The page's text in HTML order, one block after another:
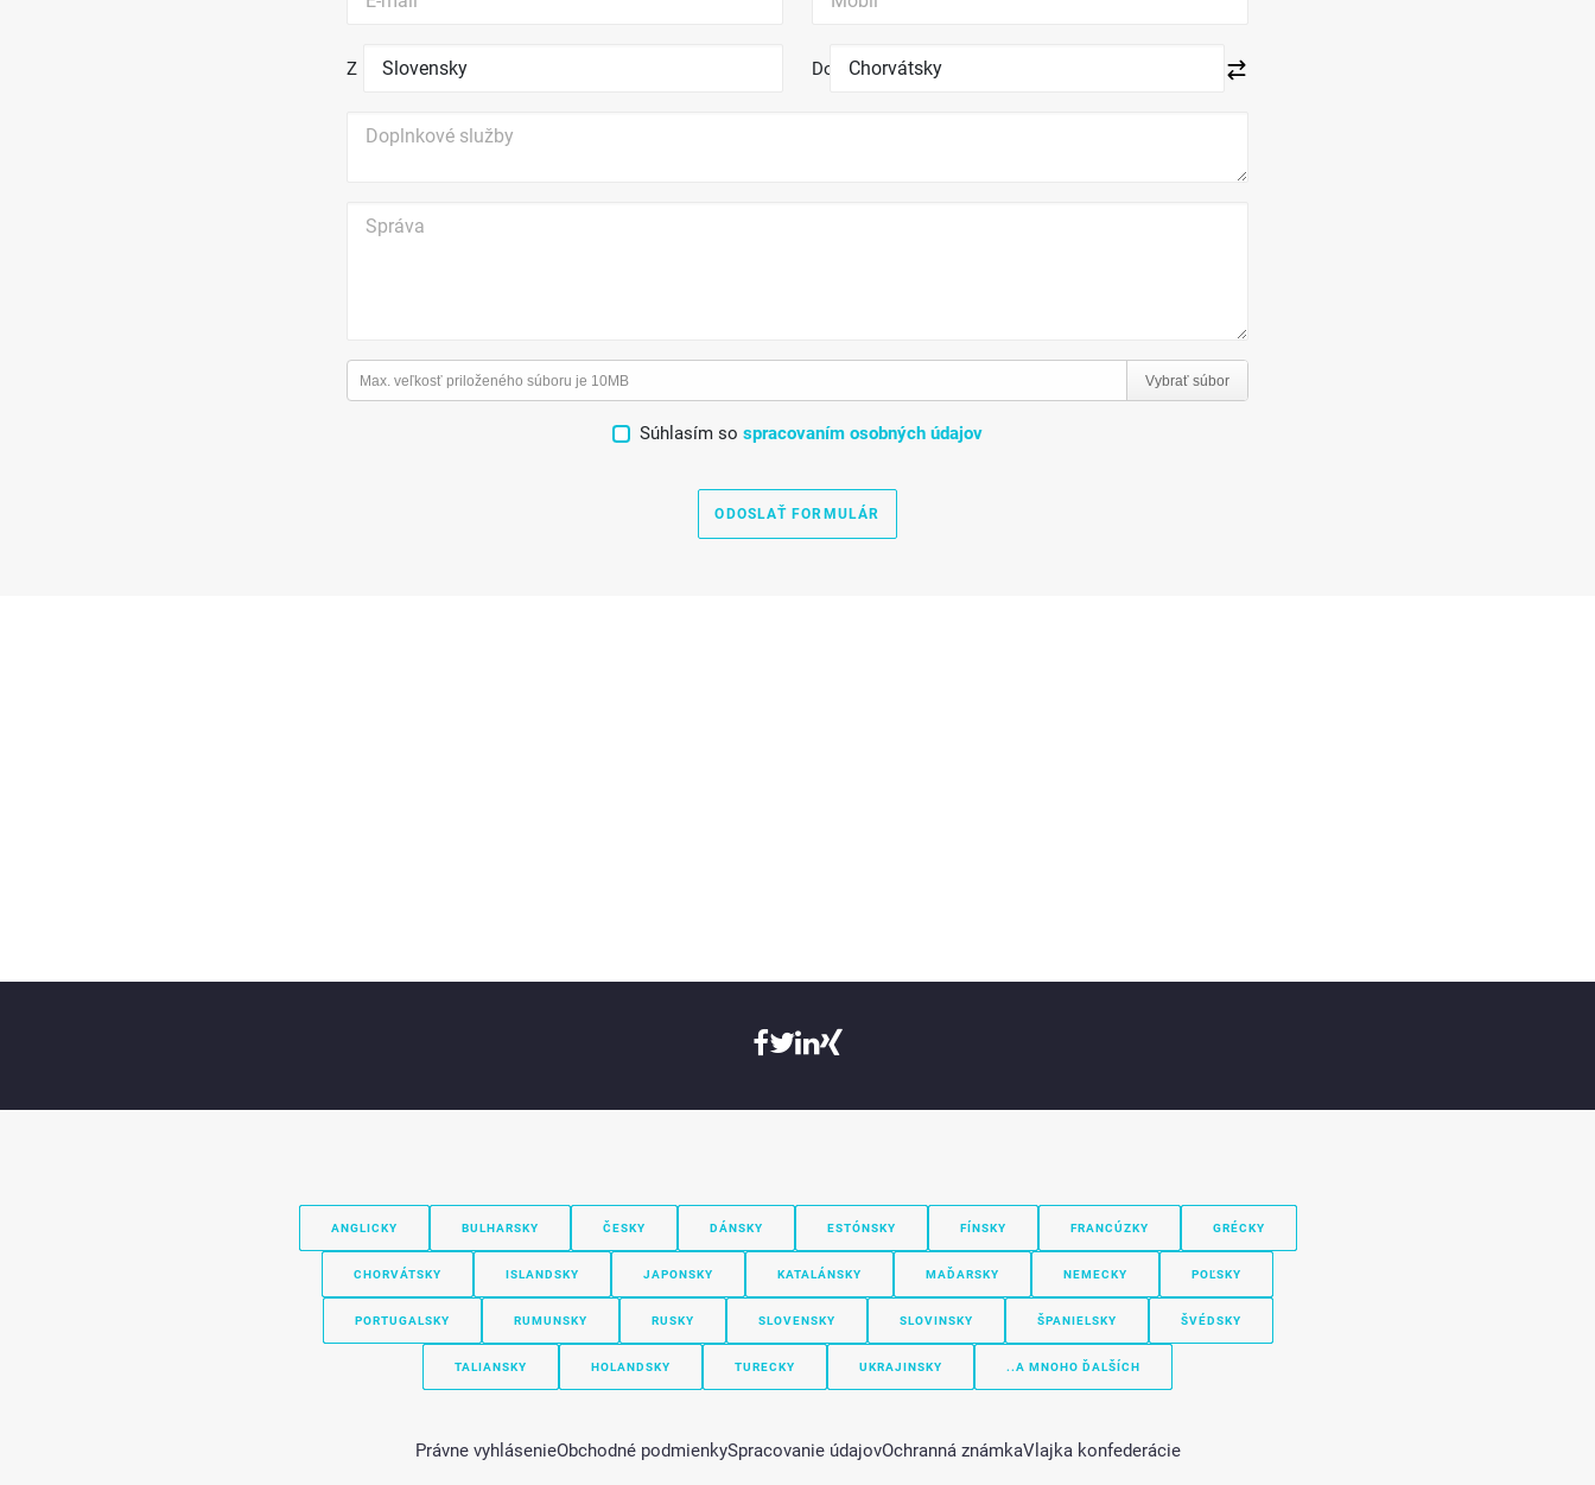
Z Do
Max. veľkosť priloženého súboru je 10MB Vybrať súbor
Súhlasím so spracovaním osobných údajov
ODOSLAŤ FORMULÁR
ANGLICKY BULHARSKY ČESKY DÁNSKY ESTÓNSKY FÍNSKY FRANCÚZKY GRÉCKY
CHORVÁTSKY ISLANDSKY JAPONSKY KATALÁNSKY MAĎARSKY NEMECKY POĽSKY
PORTUGALSKY RUMUNSKY RUSKY SLOVENSKY SLOVINSKY ŠPANIELSKY ŠVÉDSKY
TALIANSKY HOLANDSKY TURECKY UKRAJINSKY ..A MNOHO ĎALŠÍCH
Právne vyhlásenieObchodné podmienkySpracovanie údajovOchranná známkaVlajka konfederácie